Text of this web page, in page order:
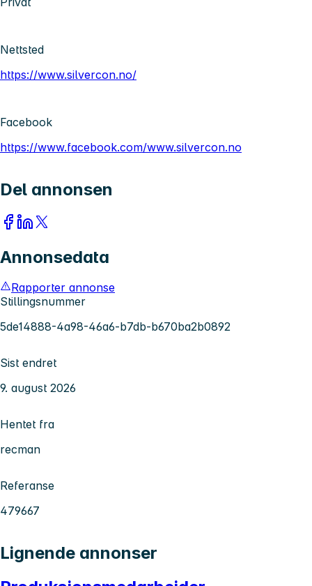
Nettsted
https://www.silvercon.no/
Facebook
https://www.facebook.com/www.silvercon.no
Del annonsen
Annonsedata
Rapporter annonse
Stillingsnummer
5de14888-4a98-46a6-b7db-b670ba2b0892
Sist endret
9. august 2026
Hentet fra
recman
Referanse
479667
Lignende annonser